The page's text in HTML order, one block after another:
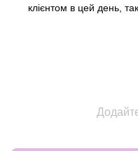
клієнтом в цей день,